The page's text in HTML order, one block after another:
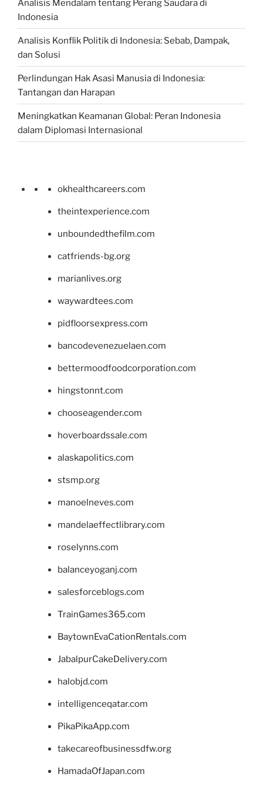
Analisis Mendalam tentang Perang Saudara di
Indonesia
Analisis Konflik Politik di Indonesia: Sebab, Dampak,
dan Solusi
Perlindungan Hak Asasi Manusia di Indonesia:
Tantangan dan Harapan
Meningkatkan Keamanan Global: Peran Indonesia
dalam Diplomasi Internasional
okhealthcareers.com
theintexperience.com
unboundedthefilm.com
catfriends-bg.org
marianlives.org
waywardtees.com
pidfloorsexpress.com
bancodevenezuelaen.com
bettermoodfoodcorporation.com
hingstonnt.com
chooseagender.com
hoverboardssale.com
alaskapolitics.com
stsmp.org
manoelneves.com
mandelaeffectlibrary.com
roselynns.com
balanceyoganj.com
salesforceblogs.com
TrainGames365.com
BaytownEvaCationRentals.com
JabalpurCakeDelivery.com
halobjd.com
intelligenceqatar.com
PikaPikaApp.com
takecareofbusinessdfw.org
HamadaOfJapan.com